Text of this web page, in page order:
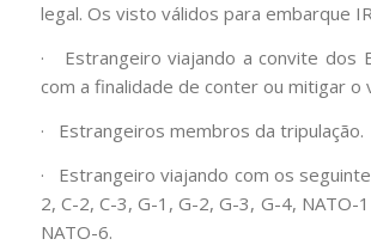
legal. Os visto válidos para embarque
· Estrangeiro viajando a convite dos
com a finalidade de conter ou mitigar o
· Estrangeiros membros da tripulação.
· Estrangeiro viajando com os
2, C-2, C-3, G-1, G-2, G-3, G-4,
NATO-6.